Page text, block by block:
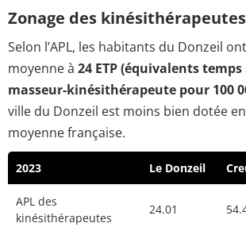
Zonage des
Selon l’APL, les habitants du Donzeil
moyenne à 24 ETP (équivalents
masseur-kinésithérapeute pour 100
ville du Donzeil est moins bien dotée
moyenne française.
2023 Le Donzeil
APL des
kinésithérapeutes
24.01